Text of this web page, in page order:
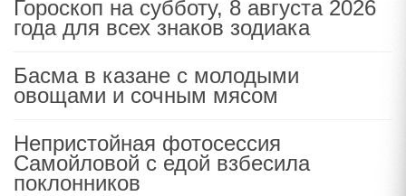
Гороскоп на субботу, 8 августа 2026
года для всех знаков зодиака
Басма в казане с молодыми
овощами и сочным мясом
Непристойная фотосессия
Самойловой с едой взбесила
поклонников